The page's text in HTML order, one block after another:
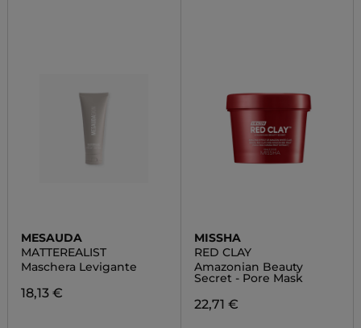
MESAUDA
MATTEREALIST
Maschera Levigante
18,13 €
MISSHA
RED CLAY
Amazonian Beauty
Secret - Pore Mask
22,71 €